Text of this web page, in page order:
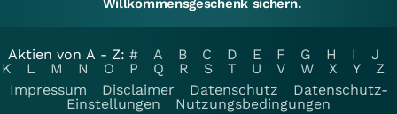
Willkommensgeschenk sichern.
Aktien von A - Z: # A B C D E F G H I
J
K
L M N O P Q R S T U V W X Y
Z
Impressum
Disclaimer Datenschutz
Datenschutz-
Einstellungen
Nutzungsbedingungen